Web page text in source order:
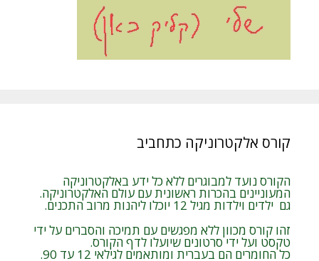
קורס אלקטרוניקה כתחביב
הקורס נועד למבוגרים ללא כל ידע באלקטרוניקה
המעוניינים בהכרות ראשונית עם עולם האלקטרוניקה.
גם ילדים וילדות מגיל 12 יוכלו ליהנות מרוב התכנים.
זהו קורס מכוון ללא מפגשים עם תמיכה והסברים על ידי
טקסט ועל ידי סרטונים שיועלו לדף הקורס.
כל החומרים הם בעברית ומותאמים לגילאי 12 עד 90.